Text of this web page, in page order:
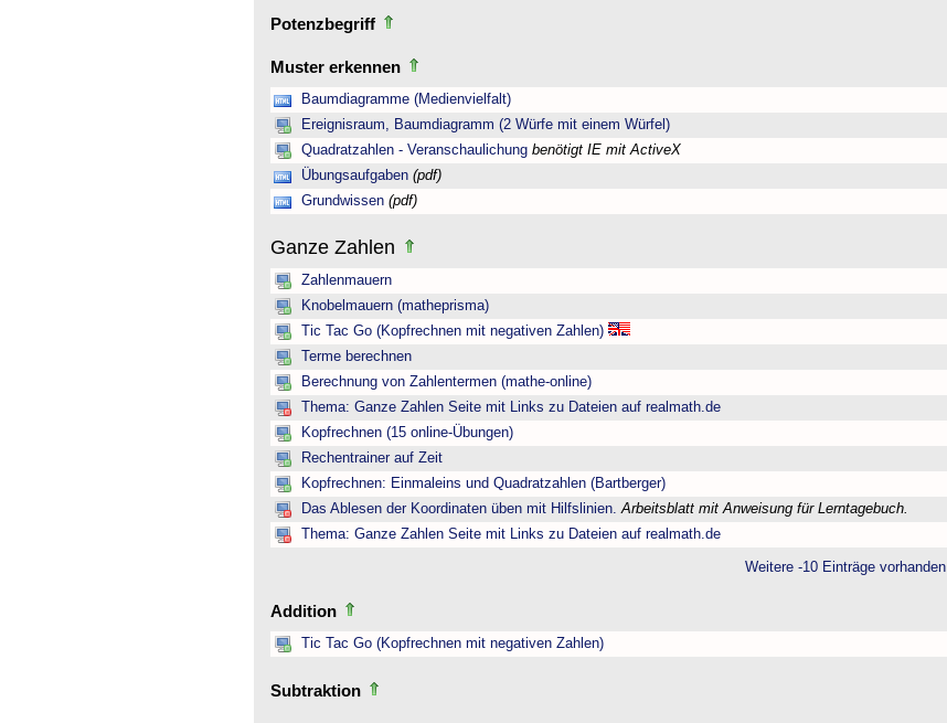
Potenzbegriff
Muster erkennen
Baumdiagramme (Medienvielfalt)
Ereignisraum, Baumdiagramm (2 Würfe mit einem Würfel)
Quadratzahlen - Veranschaulichung benötigt IE mit ActiveX
Übungsaufgaben (pdf)
Grundwissen (pdf)
Ganze Zahlen
Zahlenmauern
Knobelmauern (matheprisma)
Tic Tac Go (Kopfrechnen mit negativen Zahlen)
Terme berechnen
Berechnung von Zahlentermen (mathe-online)
Thema: Ganze Zahlen Seite mit Links zu Dateien auf realmath.de
Kopfrechnen (15 online-Übungen)
Rechentrainer auf Zeit
Kopfrechnen: Einmaleins und Quadratzahlen (Bartberger)
Das Ablesen der Koordinaten üben mit Hilfslinien. Arbeitsblatt mit Anweisung für Lerntagebuch.
Thema: Ganze Zahlen Seite mit Links zu Dateien auf realmath.de
Weitere -10 Einträge vorhanden
Addition
Tic Tac Go (Kopfrechnen mit negativen Zahlen)
Subtraktion